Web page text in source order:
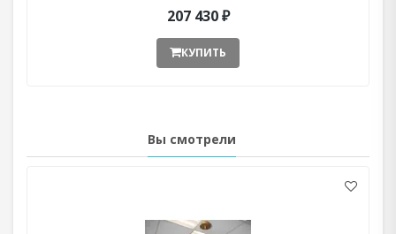
207 430 ₽
КУПИТЬ
Вы смотрели